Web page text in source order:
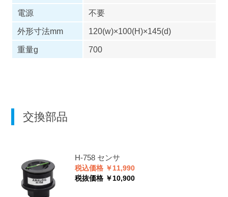
電源
不要
外形寸法mm
120(w)×100(H)×145(d)
重量g
700
交換部品
H-758 センサ
税込価格 ￥11,990
税抜価格 ￥10,900